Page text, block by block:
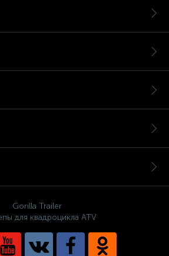
Gorilla Trailer
для квадроцикла ATV